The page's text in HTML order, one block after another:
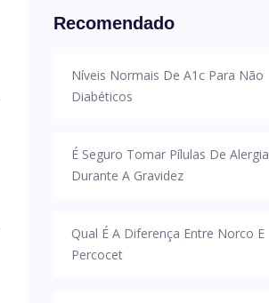
Recomendado
Níveis Normais De A1c Para Não
Diabéticos
É Seguro Tomar Pílulas De Alergia
Durante A Gravidez
Qual É A Diferença Entre Norco E
Percocet